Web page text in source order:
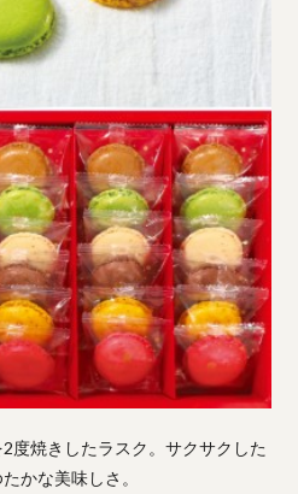
度焼きしたラスク。サクサクした
かな美味しさ。